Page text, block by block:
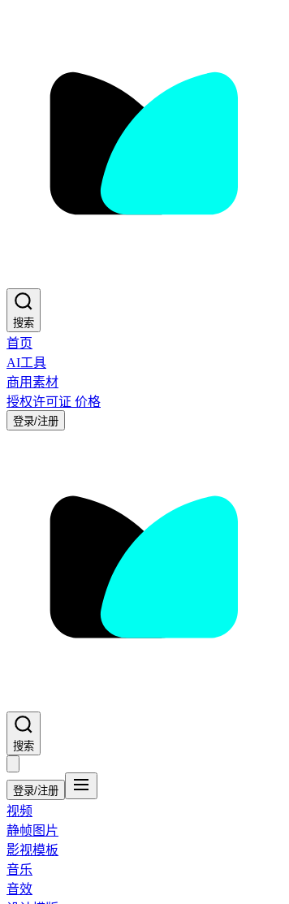
搜索
首页
AI工具
商用素材
授权许可证 价格
登录/注册
搜索
登录/注册
视频
静帧图片
影视模板
音乐
音效